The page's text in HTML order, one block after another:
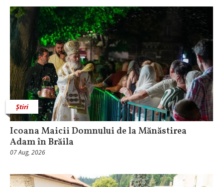
Știri
Icoana Maicii Domnului de la Mănăstirea
Adam în Brăila
07 Aug, 2026